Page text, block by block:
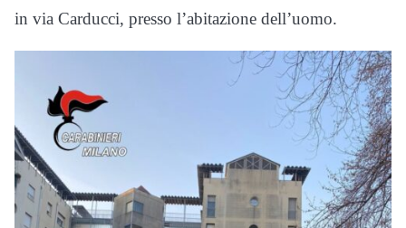
in via Carducci, presso l’abitazione dell’uomo.